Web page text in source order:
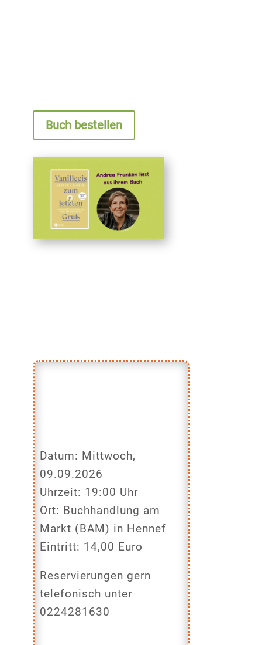
Buch bestellen
Datum: Mittwoch,
09.09.2026
Uhrzeit: 19:00 Uhr
Ort: Buchhandlung am
Markt (BAM) in Hennef
Eintritt: 14,00 Euro
Reservierungen gern
telefonisch unter
0224281630